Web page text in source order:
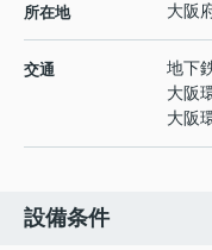
所在地 大阪
交通 地下
大阪
大阪
設備条件